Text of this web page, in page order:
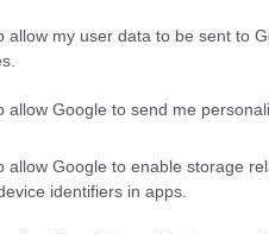
allow my user data to be sent to
allow Google to send me
allow Google to enable storage
identifiers in apps.
Rooney(c), Mkhitaryan,
és a Spíler TV-n is!!!